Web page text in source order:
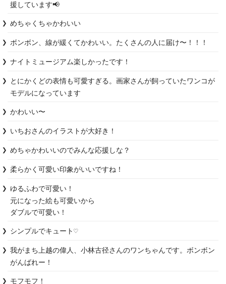
援しています📢
めちゃくちゃかわいい
ボンボン、線が緩くてかわいい。たくさんの人に届け〜！！！
ナイトミュージアム楽しかったです！
とにかくどの表情も可愛すぎる。画家さんが飼っていたワンコが
モデルになっています
かわいい〜
いちおさんのイラストが大好き！
めちゃかわいいのでみんな応援しな？
柔らかく可愛い印象がいいですね！
ゆるふわで可愛い！
元になった絵も可愛いから
ダブルで可愛い！
シンプルでキュート♡
我がまち上越の偉人、小林古径さんのワンちゃんです。ボンボン
がんばれー！
モフモフ！